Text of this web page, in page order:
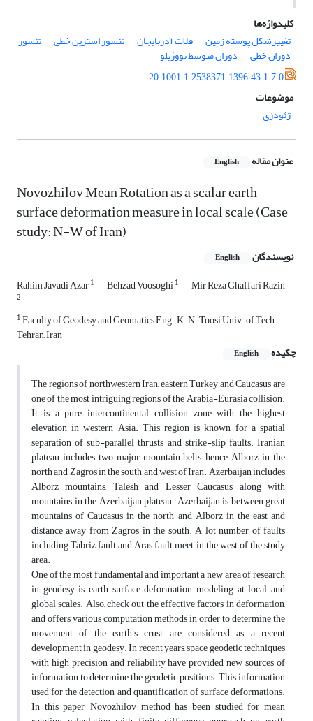
کلیدواژه‌ها
تغییرشکل پوسته زمین
فلات آذربایجان تنسور استرین خطی تنسور
دوران خطی
دوران متوسط نووژیلو
20.1001.1.2538371.1396.43.1.7.0
موضوعات
ژئودزی
عنوان مقاله English
Novozhilov Mean Rotation as a scalar earth
surface deformation measure in local scale (Case
study: N-W of Iran)
نویسندگان English
Rahim Javadi Azar1 Behzad Voosoghi1 Mir Reza Ghaffari Razin
2
1Faculty of Geodesy and Geomatics Eng., K. N. Toosi Univ. of Tech.,
Tehran, Iran
چکیده
English
The regions of northwestern Iran, eastern Turkey and Caucasus are
one of the most intriguing regions of the Arabia-Eurasia collision.
It is a pure intercontinental collision zone with the highest
elevation in western Asia. This region is known for a spatial
separation of sub-parallel thrusts and strike-slip faults. Iranian
plateau includes two major mountain belts, hence Alborz in the
north and Zagros in the south and west of Iran. Azerbaijan includes
Alborz mountains, Talesh and Lesser Caucasus along with
mountains in the Azerbaijan plateau. Azerbaijan is between great
mountains of Caucasus in the north and Alborz in the east and
distance away from Zagros in the south. A lot number of faults
including Tabriz fault and Aras fault meet in the west of the study
area.
One of the most fundamental and important a new area of research
in geodesy is earth surface deformation modeling at local and
global scales. Also, check out the effective factors in deformation,
and offers various computation methods in order to determine the
movement of the earth's crust are considered as a recent
development in geodesy. In recent years, space geodetic techniques
with high precision and reliability have provided new sources of
information to determine the geodetic positions. This information
used for the detection and quantification of surface deformations.
In this paper, Novozhilov method has been studied for mean